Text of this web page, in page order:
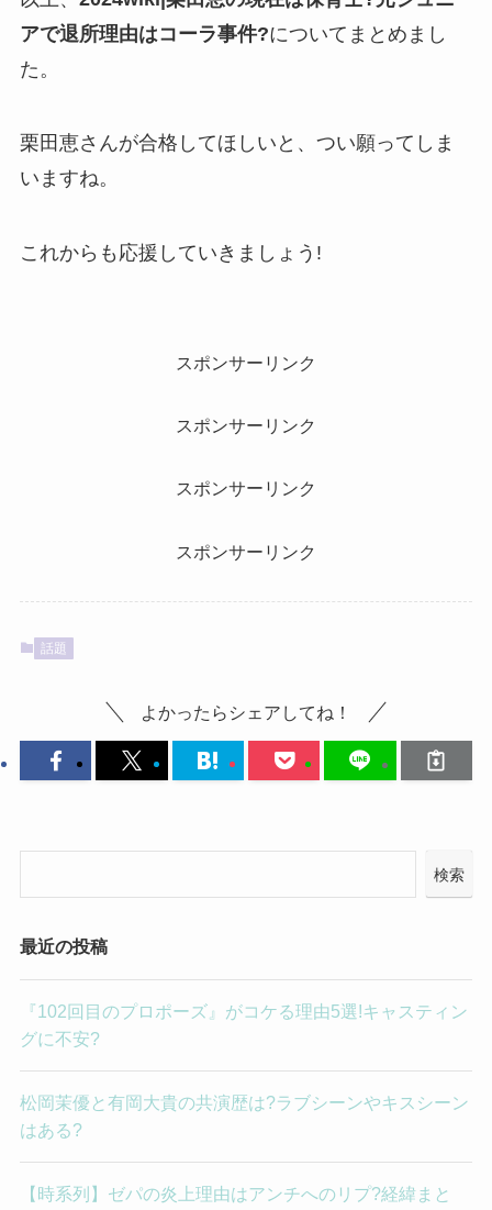
アで退所理由はコーラ事件?についてまとめまし
た。
栗田恵さんが合格してほしいと、つい願ってしま
いますね。
これからも応援していきましょう!
スポンサーリンク
スポンサーリンク
スポンサーリンク
スポンサーリンク
話題
よかったらシェアしてね！
検索
最近の投稿
『102回目のプロポーズ』がコケる理由5選!キャスティン
グに不安?
松岡茉優と有岡大貴の共演歴は?ラブシーンやキスシーン
はある?
【時系列】ゼパの炎上理由はアンチへのリプ?経緯まと